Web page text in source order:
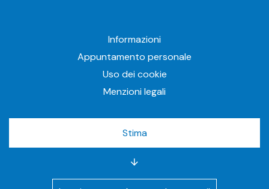
Informazioni
Appuntamento personale
Uso dei cookie
Menzioni legali
Stima